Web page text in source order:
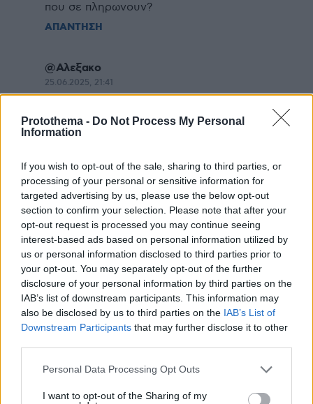
Protothema - Do Not Process My Personal
Information
If you wish to opt-out of the sale, sharing to third parties, or
processing of your personal or sensitive information for
targeted advertising by us, please use the below opt-out
section to confirm your selection. Please note that after your
opt-out request is processed you may continue seeing
interest-based ads based on personal information utilized by
us or personal information disclosed to third parties prior to
your opt-out. You may separately opt-out of the further
disclosure of your personal information by third parties on the
IAB’s list of downstream participants. This information may
also be disclosed by us to third parties on the IAB’s List of
Downstream Participants that may further disclose it to other
Please note that this website/app uses one or more Google
not limited to your visit or usage behaviour. You may click to
Personal Data Processing Opt Outs
I want to opt-out of the Sharing of my
που σε πληρωνουν?
ΑΠΑΝΤΗΣΗ
@Αλεξακο
25.06.2025, 21:41
17.02.2022-23.04.2024 ψάξε στο ίντερνετ τι
γινόταν στο Ντομπας σε αυτές τις
ημερομηνίες. Πότε ξεκίνησε επιστράτευση στο
πρόσφυγες από το Ντομπας στην Ρωσία. Ψάξε
επίσης γιατί η Ρωσία αναγνώρισε άρον άρον τις
επαρχίες Ντόνετσκ και Λουγκανσκ ως
ανεξάρτητα κράτη και πότε το έκανε.
ΑΠΑΝΤΗΣΗ
Αλεξακο
25.06.2025, 22:27
Ειναι που ειναι ο Κοντοπουτινος μεγας
παπατζης, εισαι και'συ ενα προβατο που τρωει
Πουτινοσανο αβερτα κουβερτα. Ομοιος ομοιω
πελαζει.
Ισραήλ